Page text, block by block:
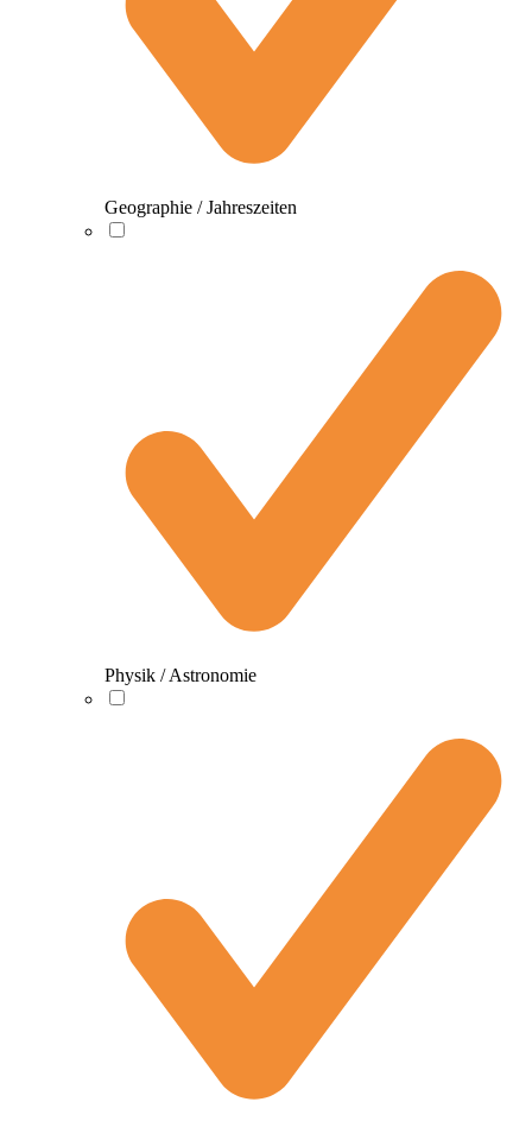
Geographie / Jahreszeiten
Physik / Astronomie